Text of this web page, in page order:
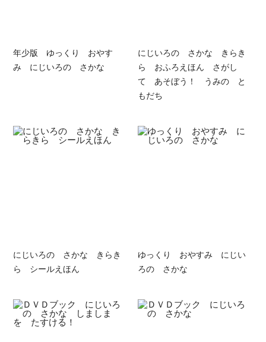
年少版 ゆっくり おやす
み にじいろの さかな
にじいろの さかな きらき
ら おふろえほん さがし
て あそぼう！ うみの と
もだち
にじいろの さかな きらき
ら シールえほん
ゆっくり おやすみ にじい
ろの さかな